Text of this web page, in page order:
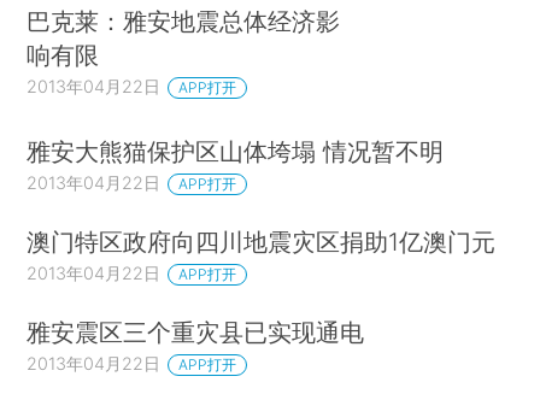
巴克莱：雅安地震总体经济影
响有限
2013年04月22日 APP打开
雅安大熊猫保护区山体垮塌 情况暂不明
2013年04月22日 APP打开
澳门特区政府向四川地震灾区捐助1亿澳门元
2013年04月22日 APP打开
雅安震区三个重灾县已实现通电
2013年04月22日 APP打开